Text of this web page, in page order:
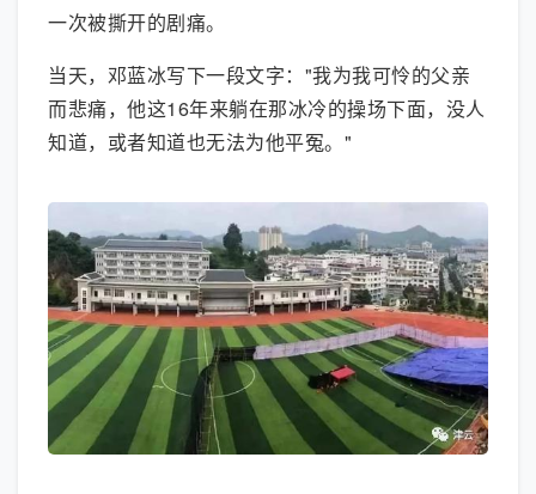
一次被撕开的剧痛。
当天，邓蓝冰写下一段文字："我为我可怜的父亲
而悲痛，他这16年来躺在那冰冷的操场下面，没人
知道，或者知道也无法为他平冤。"